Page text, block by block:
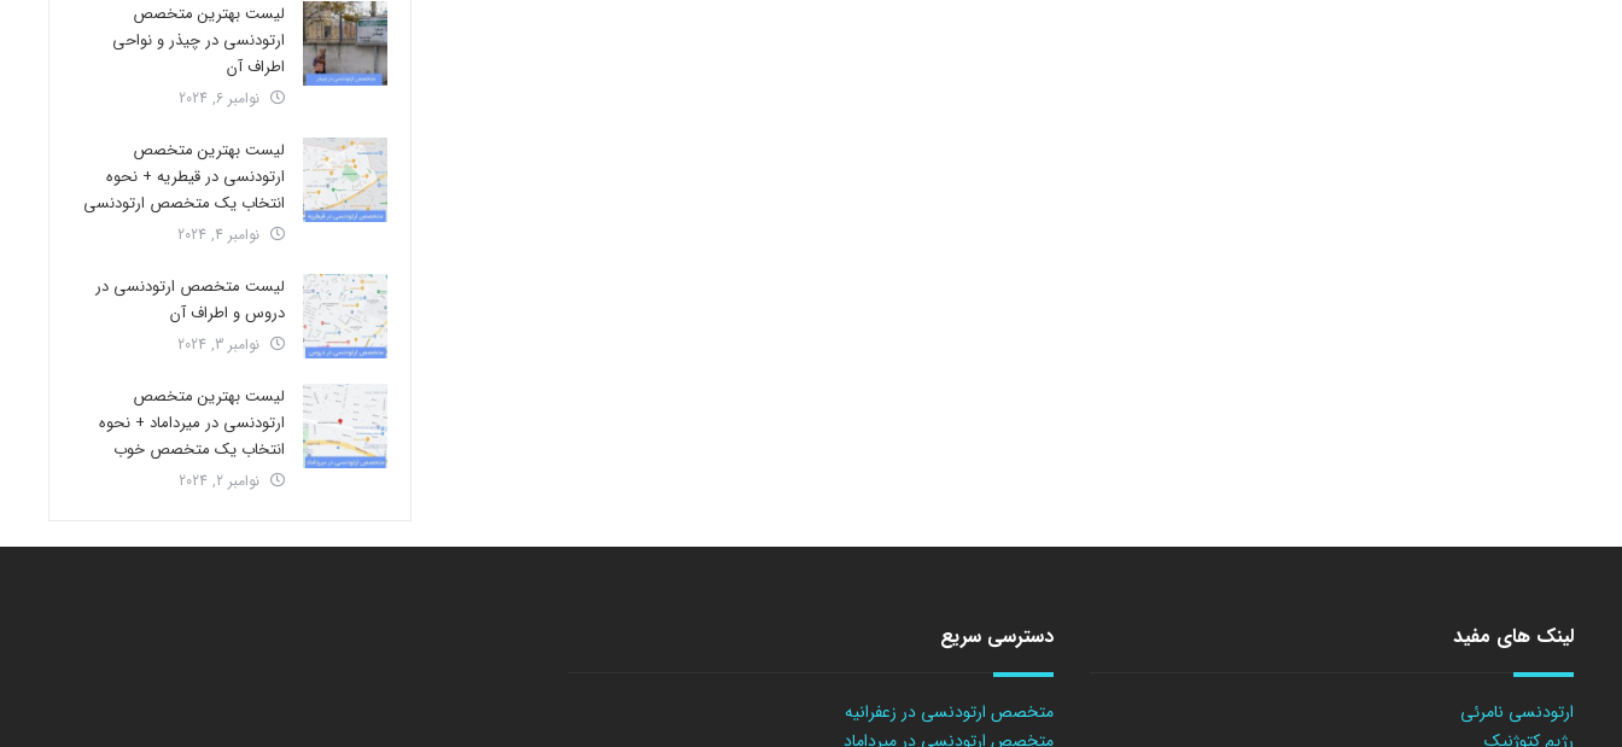
لیست بهترین متخصص
ارتودنسی در چیذر و نواحی
اطراف آن
نوامبر 6, 2024
لیست بهترین متخصص
ارتودنسی در قیطریه + نحوه
انتخاب یک متخصص ارتودنسی
نوامبر 4, 2024
لیست متخصص ارتودنسی در
دروس و اطراف آن
نوامبر 3, 2024
لیست بهترین متخصص
ارتودنسی در میرداماد + نحوه
انتخاب یک متخصص خوب
نوامبر 2, 2024
لینک های مفید
ارتودنسی نامرئی
رژیم کتوژنیک
دسترسی سریع
متخصص ارتودنسی در زعفرانیه
متخصص ارتودنسی در میرداماد